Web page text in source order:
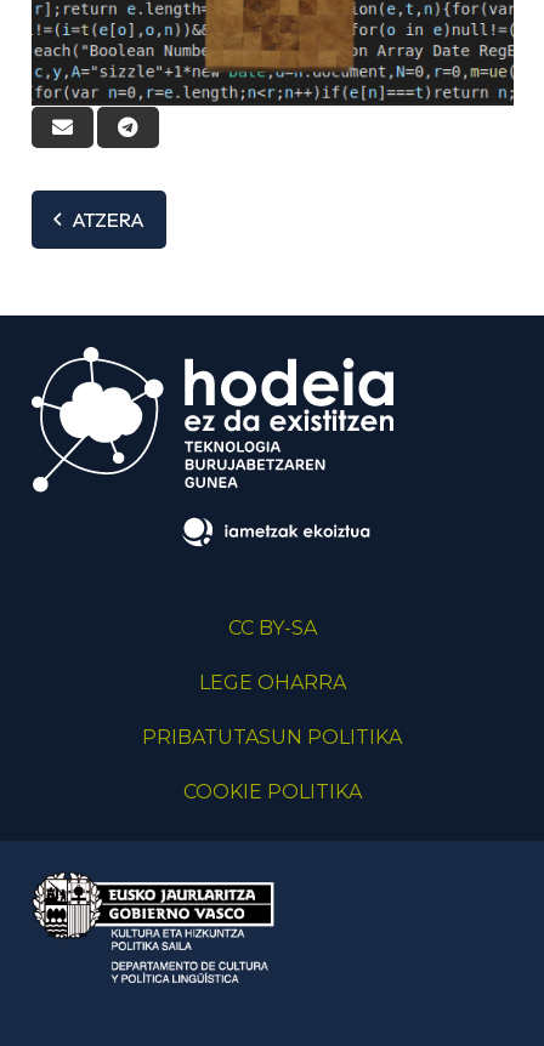
ATZERA
CC BY-SA
LEGE OHARRA
PRIBATUTASUN POLITIKA
COOKIE POLITIKA